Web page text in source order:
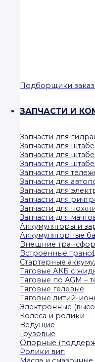
Подборщики
ЗАПЧАСТИ И
Запчасти для
Запчасти для
Запчасти для
Запчасти для
Запчасти для
Запчасти для
Запчасти для
Запчасти для
Запчасти для
Запчасти для
Аккумуляторы и
Аккумуляторные
Внешние
Встроенные
Стартерные
Тяговые АКБ с
Тяговые по AGM –
Тяговые гелевые
Тяговые литий-
Электронные
Колеса и ролики
Ведущие
Грузовые
Опорные
Ролики вил